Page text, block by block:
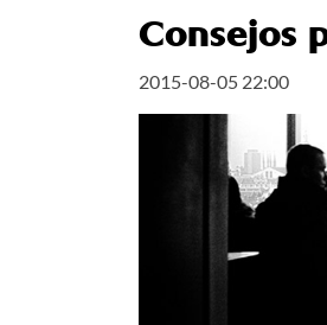
Consejos
2015-08-05 22:00